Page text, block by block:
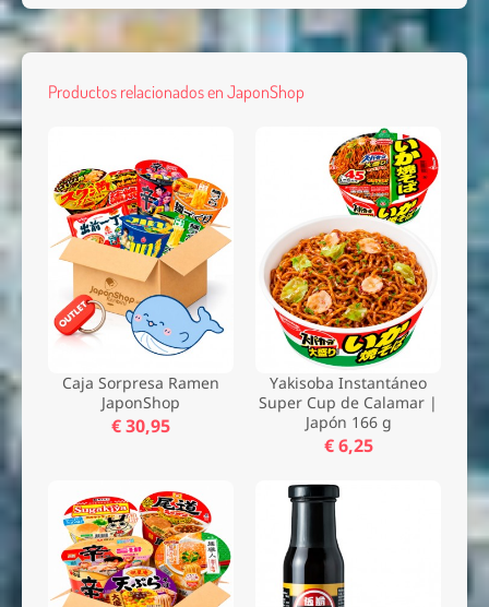
Productos relacionados en JaponShop
Caja Sorpresa Ramen
JaponShop
€ 30,95
Yakisoba Instantáneo
Super Cup de Calamar |
Japón 166 g
€ 6,25